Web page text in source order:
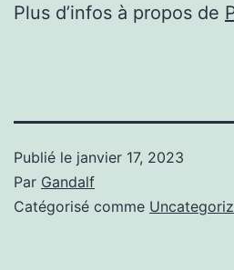
Plus d’infos à propos de
Publié le janvier 17, 2023
Par Gandalf
Catégorisé comme